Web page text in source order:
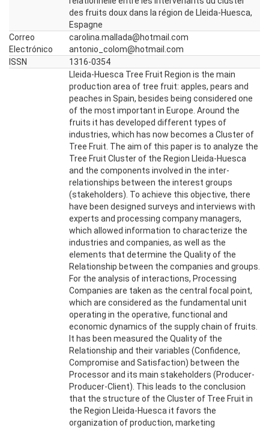
des fruits doux dans la région de Lleida-Huesca,
Espagne
Correo
Electrónico
carolina.mallada@hotmail.com
antonio_colom@hotmail.com
ISSN
1316-0354
Lleida-Huesca Tree Fruit Region is the main
production area of tree fruit: apples, pears and
peaches in Spain, besides being considered one
of the most important in Europe. Around the
fruits it has developed different types of
industries, which has now becomes a Cluster of
Tree Fruit. The aim of this paper is to analyze the
Tree Fruit Cluster of the Region Lleida-Huesca
and the components involved in the inter-
relationships between the interest groups
(stakeholders). To achieve this objective, there
have been designed surveys and interviews with
experts and processing company managers,
which allowed information to characterize the
industries and companies, as well as the
elements that determine the Quality of the
Relationship between the companies and groups.
For the analysis of interactions, Processing
Companies are taken as the central focal point,
which are considered as the fundamental unit
operating in the operative, functional and
economic dynamics of the supply chain of fruits.
It has been measured the Quality of the
Relationship and their variables (Confidence,
Compromise and Satisfaction) between the
Processor and its main stakeholders (Producer-
Producer-Client). This leads to the conclusion
that the structure of the Cluster of Tree Fruit in
the Region Lleida-Huesca it favors the
organization of production, marketing